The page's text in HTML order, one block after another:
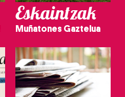
Eskaintzak
Muñatones Gaztelua